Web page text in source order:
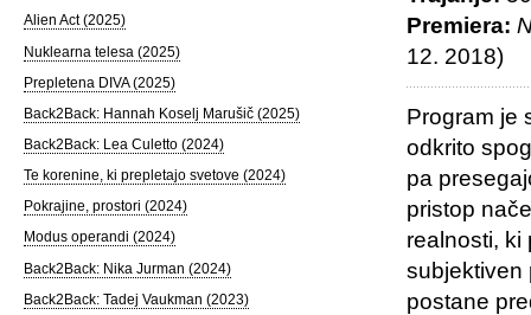
Premiera:
12. 2018)
Program je
odkrito
pa
pristop
realnosti, ki
subjektiven
postane
Alien Act (2025)
Nuklearna telesa (2025)
Prepletena DIVA (2025)
Back2Back: Hannah Koselj Marušič (2025)
Back2Back: Lea Culetto (2024)
Te korenine, ki prepletajo svetove (2024)
Pokrajine, prostori (2024)
Modus operandi (2024)
Back2Back: Nika Jurman (2024)
Back2Back: Tadej Vaukman (2023)